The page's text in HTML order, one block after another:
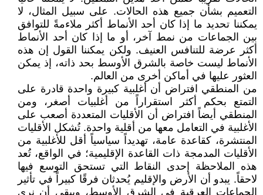
التعميم بشأن جميع هذه الحالات. على سبيل المثال، لا
يمكننا تحديد ما إذا كان أحد الأنماط أكثر ملاءمةً للتوافق
بين الجماعات من نمط آخر، أو ما إذا كان أحد الأنماط
أكثر عرضة للتنافس العنيف. ولكن يمكننا القول إن هذه
الأنماط ليست خاصة بالشرق الأوسط بحد ذاته، إذ يمكن
العثور عليها في أماكن أخرى من العالم.
من المنطقي افتراض أن أغلبية كبيرة واحدة قادرة على
التمتع بحكم أكثر استقراراً من أغلبيات أصغر، ومن
المنطقي أيضاً افتراض أن الأقليات المتعددة أصعب على
الأغلبية في التعامل معها من أقلية واحدة. تُشكل الأقليات
المنتشرة، كقاعدة عامة، تهديداً سياسياً أقل للأغلبية من
الأقليات المدمجة ذات القاعدة الإقليمية؛ في الواقع، تُعد
هذه الملاحظة إحدى النقاط التي تستحق التوسع فيها
لاحقاً. يبدو أن الأرض والإقليم يُحدثان فرقًا كبيراً في تأثير
الجماعات العرقية في الشرق الأوسط، ويبقى أن نرى